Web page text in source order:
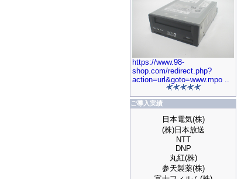
https://www.98-
shop.com/redirect.php?
action=url&goto=www.mpo ..
ご導入実績
日本電気(株)
(株)日本放送
NTT
DNP
丸紅(株)
参天製薬(株)